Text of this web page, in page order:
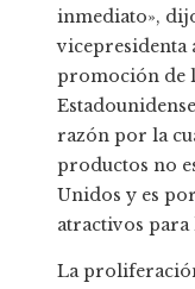
inmediato»,
vicepresidenta
promoción de
razón por la
productos no
Unidos y es
atractivos para
La